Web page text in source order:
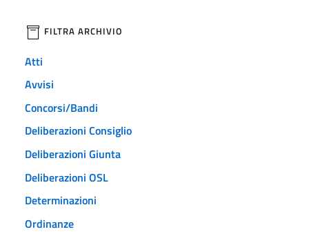
filtri da applicare
FILTRA ARCHIVIO
Atti
Avvisi
Concorsi/Bandi
Deliberazioni Consiglio
Deliberazioni Giunta
Deliberazioni OSL
Determinazioni
Ordinanze